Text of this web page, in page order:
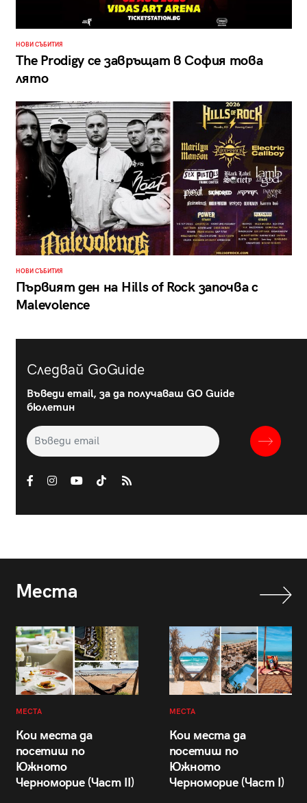
НОВИ СЪБИТИЯ
The Prodigy се завръщат в София това
лято
НОВИ СЪБИТИЯ
Първият ден на Hills of Rock започва с
Malevolence
Следвай GoGuide
Въведи email, за да получаваш GO Guide
бюлетин
Места
МЕСТА
Кои места да
посетиш по
Южното
Черноморие (Част II)
МЕСТА
Кои места да
посетиш по
Южното
Черноморие (Част I)